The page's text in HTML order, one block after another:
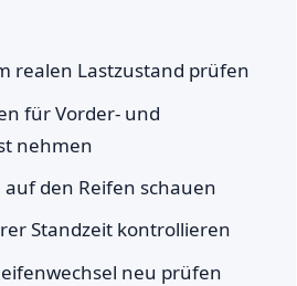
realen Lastzustand prüfen
für Vorder- und
nehmen
den Reifen schauen
Standzeit kontrollieren
neu prüfen